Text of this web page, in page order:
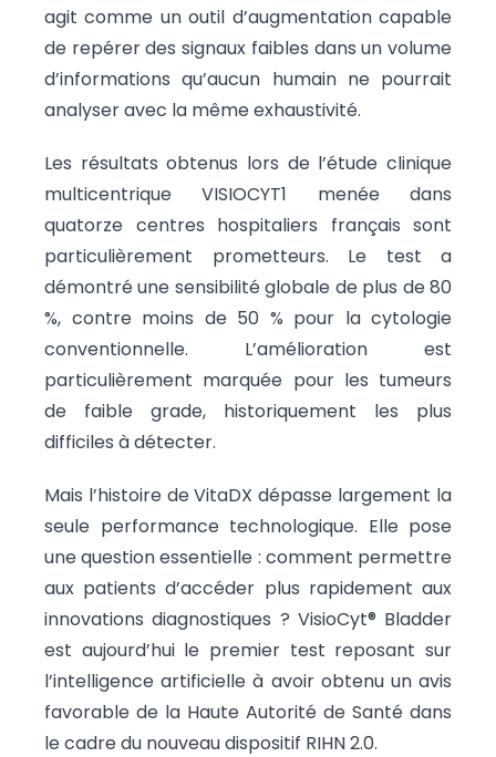
agit comme un outil d’augmentation capable
de repérer des signaux faibles dans un volume
d’informations qu’aucun humain ne pourrait
analyser avec la même exhaustivité.
Les résultats obtenus lors de l’étude clinique
multicentrique VISIOCYT1 menée dans
quatorze centres hospitaliers français sont
particulièrement prometteurs. Le test a
démontré une sensibilité globale de plus de 80
%, contre moins de 50 % pour la cytologie
conventionnelle. L’amélioration est
particulièrement marquée pour les tumeurs
de faible grade, historiquement les plus
difficiles à détecter.
Mais l’histoire de VitaDX dépasse largement la
seule performance technologique. Elle pose
une question essentielle : comment permettre
aux patients d’accéder plus rapidement aux
innovations diagnostiques ? VisioCyt® Bladder
est aujourd’hui le premier test reposant sur
l’intelligence artificielle à avoir obtenu un avis
favorable de la Haute Autorité de Santé dans
le cadre du nouveau dispositif RIHN 2.0.